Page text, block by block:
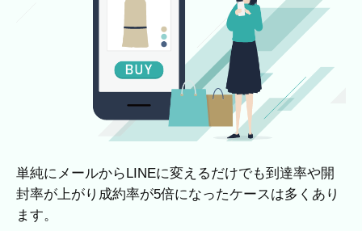
単純にメールからLINEに変えるだけでも到達率や開
封率が上がり成約率が5倍になったケースは多くあり
ます。